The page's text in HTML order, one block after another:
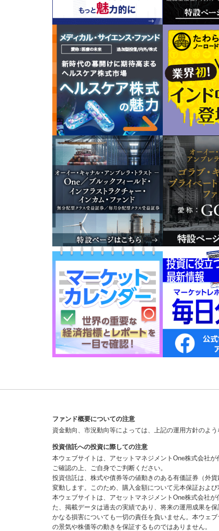
ファンド概要についての注意
資金動向、市況動向等によっては、上記の運用方針のよ
投資信託への投資に際しての注意
本ウェブサイトは、アセットマネジメントOne株式会社
ご確認の上、ご自身でご判断ください。
投資信託は、株式や債券等の値動きのある有価証券（外
変動します。このため、購入金額について元本保証およ
本ウェブサイトは、アセットマネジメントOne株式会社
た、掲載データは過去の実績であり、将来の運用成果を
かなる損害についても一切の責任を負いません。本ウェ
の景気や株価等の動きを保証するものではありません。